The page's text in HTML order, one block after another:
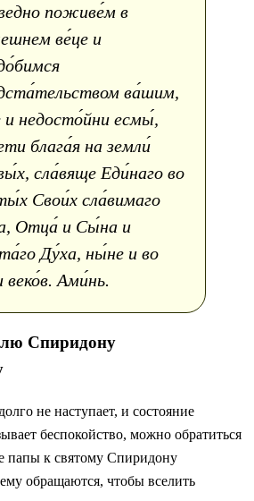
поживе́м в
ве́це и
ва́шим,
недосто́йни есмы́,
блага́я на земли́
сла́вяще Еди́наго во
Свои́х сла́вимаго
Отца́ и Сы́на и
Ду́ха, ны́не и во
веко́в. Ами́нь.
Спиридону
не наступает, и состояние
беспокойство, можно обратиться
папы к святому Спиридону
обращаются, чтобы вселить